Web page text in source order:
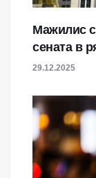
Мажилис
сената в
29.12.2025